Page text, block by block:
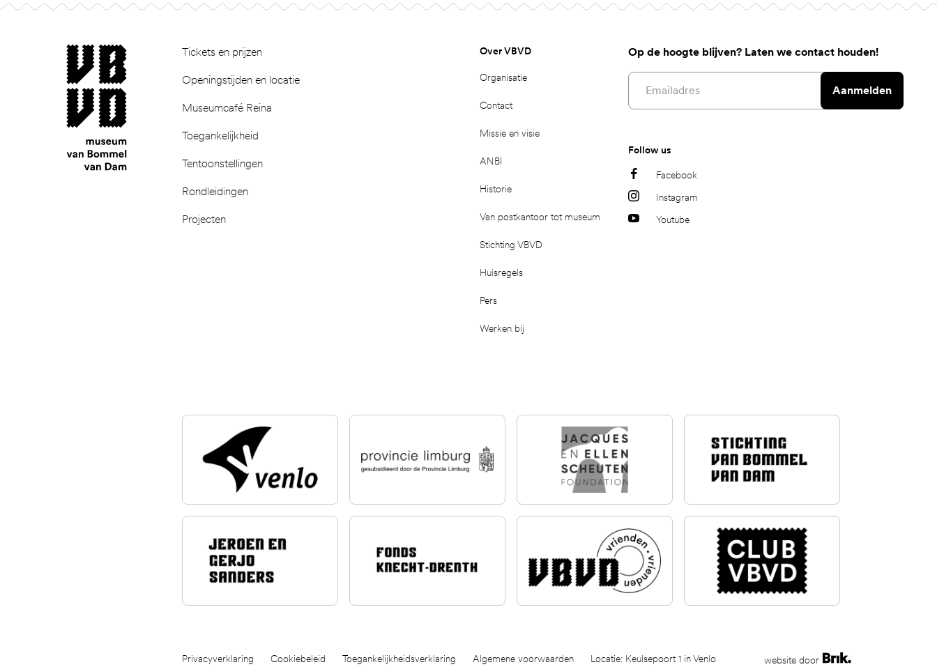
Tickets en prijzen
Openingstijden en locatie
Museumcafé Reina
Toegankelijkheid
Tentoonstellingen
Rondleidingen
Projecten
museum van Bommel van Dam Over VBVD
Organisatie
Contact
Missie en visie
ANBI
Historie
Van postkantoor tot museum
Stichting VBVD
Huisregels
Pers
Werken bij
Op de hoogte blijven? Laten we contact houden!
Email address
Aanmelden
Follow us
Facebook
Instagram
Youtube
Privacyverklaring Cookiebeleid Toegankelijkheidsverklaring Algemene voorwaarden Locatie: Keulsepoort 1 in Venlo website door